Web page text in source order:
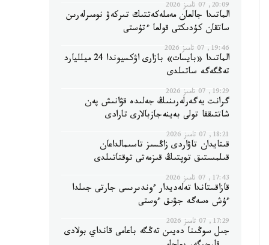
20:09, 07 تامىز 2026
الماتىدا جالعان مەملەكەتتىك تىركەۋ نومىرلەرىن
ساتقان كۇدىكتى قولعا ءتۇستى
19:46, 07 تامىز 2026
الماتىدا «بايسات» بازارى اۋكسيوندا 24 ميلليارد
تەڭگەگە ساتىلدى
19:29, 07 تامىز 2026
گرانت يەگەرلەرىنىڭ جەلىدە قۋانىش پەن
شاتتىققا تولى بەينەجازبالارى تارادى
18:21, 07 تامىز 2026
قىتايدان تاۋاردى زاڭسىز تاسىمالداعان
قىلمىستىق توپتىڭ قىزمەتى توقتاتىلدى
17:43, 07 تامىز 2026
قازاقستاندا تەلەديدار ءوندىرىسى جارتى جىلدا
ءۇش ەسەگە جۋىق ءوستى
17:29, 07 تامىز 2026
جىل سوڭىنا دەيىن تەڭگە باعامى قانداي بولادى